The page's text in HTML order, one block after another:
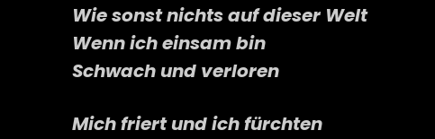
Wie sonst nichts auf dieser Welt
Wenn ich einsam bin
Schwach und verloren
Mich friert und ich fürchten